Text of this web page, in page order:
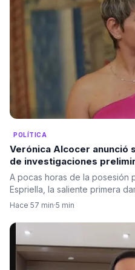
POLÍTICA
Verónica Alcocer anunció
de investigaciones
de gobierno. La pregunta
A pocas horas de la posesión
Espriella, la saliente primera
Hace 57 min·5 min